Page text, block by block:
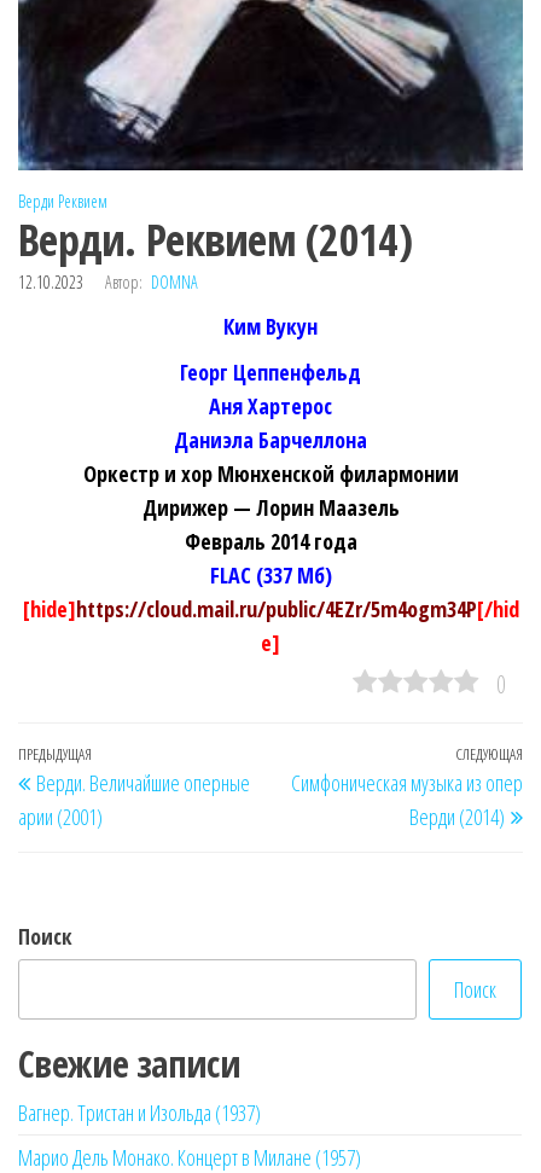
Верди Реквием
Верди. Реквием (2014)
12.10.2023 Автор: DOMNA
Ким Вукун
Георг Цеппенфельд
Аня Хартерос
Даниэла Барчеллона
Оркестр и хор Мюнхенской филармонии
Дирижер — Лорин Маазель
Февраль 2014 года
FLAC (337 Мб)
[hide]https://cloud.mail.ru/public/4EZr/5m4ogm34P[/hid
e]
0
Навигация
по
записям
Предыдущая
запись
ПРЕДЫДУЩАЯ
Верди. Величайшие оперные
арии (2001)
СЛЕДУЮЩАЯ
Симфоническая музыка из опер
Верди (2014)
Поиск
Поиск
Свежие записи
Вагнер. Тристан и Изольда (1937)
Марио Дель Монако. Концерт в Милане (1957)